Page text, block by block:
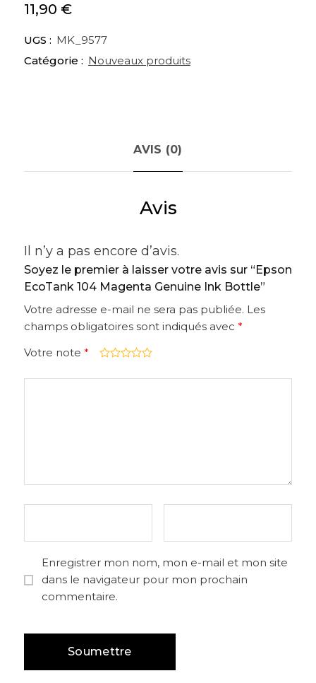
11,90 €
UGS : MK_9577
Catégorie : Nouveaux produits
AVIS (0)
Avis
Il n’y a pas encore d’avis.
Soyez le premier à laisser votre avis sur “Epson
EcoTank 104 Magenta Genuine Ink Bottle”
Votre adresse e-mail ne sera pas publiée. Les
champs obligatoires sont indiqués avec *
Votre note *
Enregistrer mon nom, mon e-mail et mon site
dans le navigateur pour mon prochain
commentaire.